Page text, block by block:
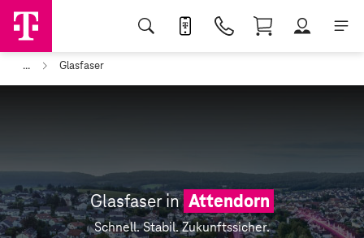
... Glasfaser
Glasfaser in Attendorn
Schnell. Stabil. Zukunftssicher.